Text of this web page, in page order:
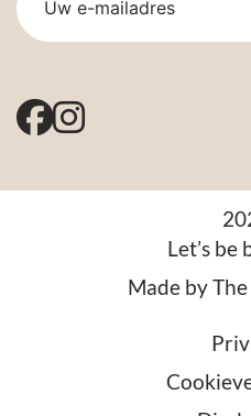
Let’s be
Made by